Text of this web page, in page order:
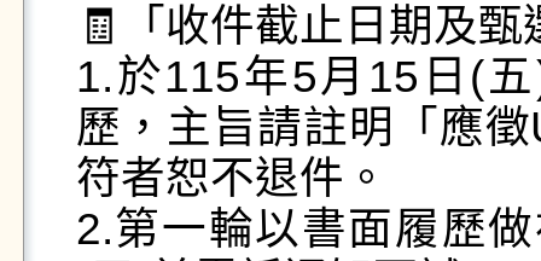
🧾「收件截止日期及甄
1.於115年5月15日(
歷，主旨請註明「應
符者恕不退件。
2.第一輪以書面履歷